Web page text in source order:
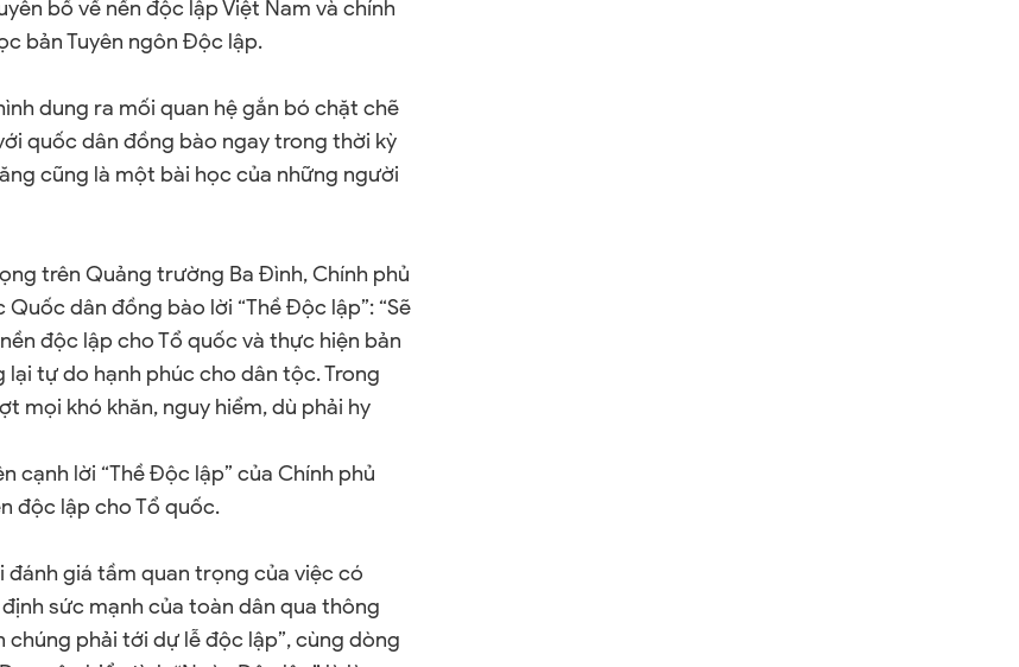
bố về nền độc lập Việt Nam và chính
bản Tuyên ngôn Độc lập.
dung ra mối quan hệ gắn bó chặt chẽ
quốc dân đồng bào ngay trong thời kỳ
cũng là một bài học của những người
trên Quảng trường Ba Đình, Chính phủ
dân đồng bào lời “Thề Độc lập”: “Sẽ
độc lập cho Tổ quốc và thực hiện bản
tự do hạnh phúc cho dân tộc. Trong
mọi khó khăn, nguy hiểm, dù phải hy
cạnh lời “Thề Độc lập” của Chính phủ
độc lập cho Tổ quốc.
đánh giá tầm quan trọng của việc có
sức mạnh của toàn dân qua thông
chúng phải tới dự lễ độc lập”, cùng dòng